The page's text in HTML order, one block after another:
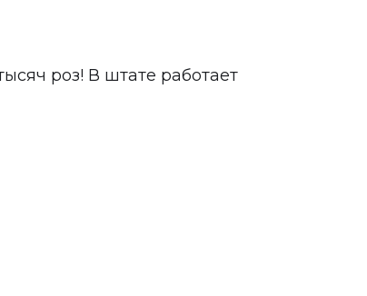
роз! В штате работает